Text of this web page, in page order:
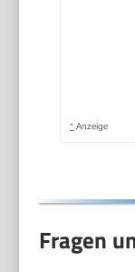
* Anzeige
Fragen